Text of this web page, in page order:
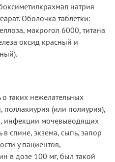
натрия
Оболочка таблетки:
макрогол 6000, титана
оксид красный и
таких нежелательных
поллакиурия (или полиурия),
инфекции мочевыводящих
в спине, экзема, сыпь, запор
у пациентов,
в дозе 100 мг, был такой